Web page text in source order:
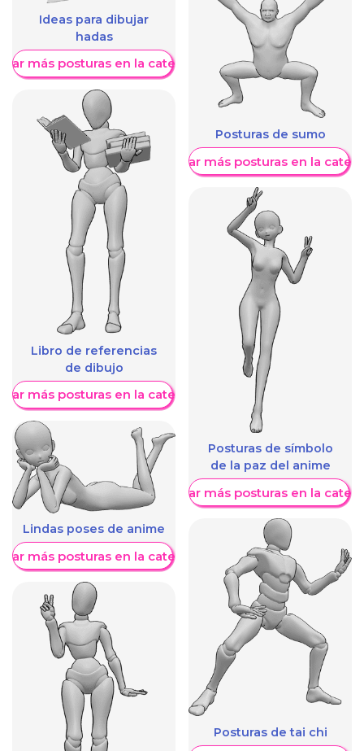
Ideas para dibujar
hadas
más posturas en la categoría
Libro de referencias
de dibujo
más posturas en la categoría
Lindas poses de anime
más posturas en la categoría
Posturas de sumo
Mostrar más posturas en la
Posturas de símbolo
de la paz del anime
Mostrar más posturas en la
Posturas de tai chi